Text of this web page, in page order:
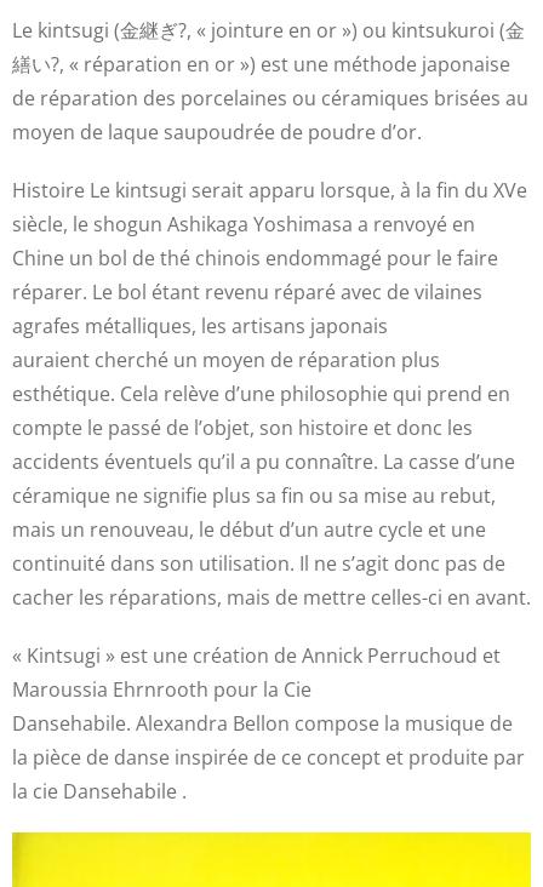
Le kintsugi (金継ぎ?, « jointure en or ») ou kintsukuroi (金
繕い?, « réparation en or ») est une méthode japonaise
de réparation des porcelaines ou céramiques brisées au
moyen de laque saupoudrée de poudre d’or.
Histoire Le kintsugi serait apparu lorsque, à la fin du XVe
siècle, le shogun Ashikaga Yoshimasa a renvoyé en
Chine un bol de thé chinois endommagé pour le faire
réparer. Le bol étant revenu réparé avec de vilaines
agrafes métalliques, les artisans japonais
auraient cherché un moyen de réparation plus
esthétique. Cela relève d’une philosophie qui prend en
compte le passé de l’objet, son histoire et donc les
accidents éventuels qu’il a pu connaître. La casse d’une
céramique ne signifie plus sa fin ou sa mise au rebut,
mais un renouveau, le début d’un autre cycle et une
continuité dans son utilisation. Il ne s’agit donc pas de
cacher les réparations, mais de mettre celles-ci en avant.
« Kintsugi » est une création de Annick Perruchoud et
Maroussia Ehrnrooth pour la Cie
Dansehabile. Alexandra Bellon compose la musique de
la pièce de danse inspirée de ce concept et produite par
la cie Dansehabile .